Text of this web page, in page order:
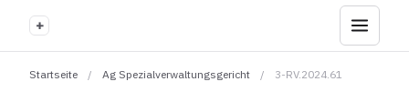
+
Startseite / Ag Spezialverwaltungsgericht / 3-RV.2024.61